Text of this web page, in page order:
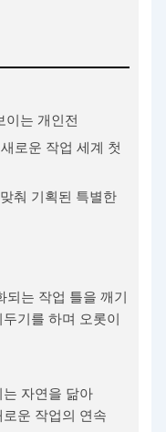
이는 개인전
로운 작업 세계 첫
춰 기획된 특별한
되는 작업 틀을 깨기
기를 하며 오롯이
자연을 닮아
운 작업의 연속